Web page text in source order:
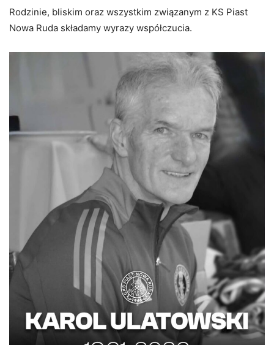
Rodzinie, bliskim oraz wszystkim związanym z KS Piast
Nowa Ruda składamy wyrazy współczucia.